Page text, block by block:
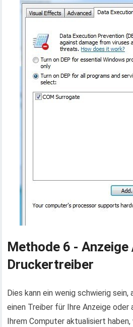
Methode 6 - Anzeige
Druckertreiber
Dies kann ein wenig schwierig sein,
einen Treiber für Ihre Anzeige oder
Ihrem Computer aktualisiert